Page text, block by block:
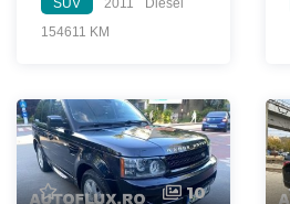
154611 KM
10